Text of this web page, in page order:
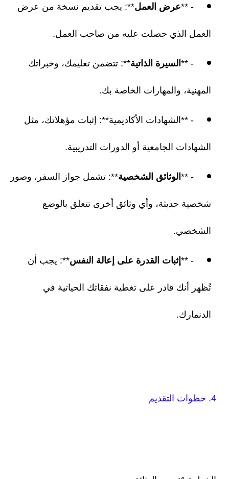
- **عرض العمل**: يجب تقديم نسخة من عرض
العمل الذي حصلت عليه من صاحب العمل.
- ** السيرة الذاتية**: تتضمن تعليمك، وخبراتك
المهنية، والمهارات الخاصة بك.
- **الشهادات الأكاديمية**: إثبات مؤهلاتك، مثل
الشهادات الجامعية أو الدورات التدريبية.
- ** الوثائق الشخصية**: تشمل جواز السفر، وصور
شخصية حديثة، وأي وثائق أخرى تتعلق بالوضع
الشخصي.
- ** إثبات القدرة على إعالة النفس**: يجب أن
تُظهر أنك قادر على تغطية نفقاتك الحياتية في
الدنمارك.